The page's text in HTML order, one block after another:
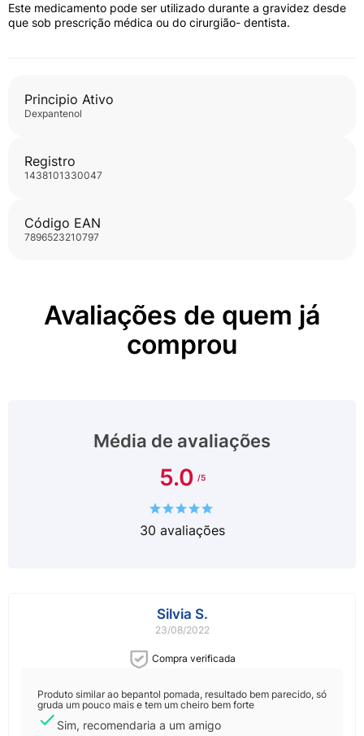
dentista.
Este medicamento pode ser utilizado durante a gravidez desde
que sob prescrição médica ou do cirurgião- dentista.
Principio Ativo
dexpantenol
Registro
1438101330047
Código EAN
7896523210797
Avaliações de quem já
comprou
Média de avaliações
5.0
30 avaliações
Silvia S.
23/08/2022
Compra verificada
Produto similar ao bepantol pomada, resultado bem parecido, só
gruda um pouco mais e tem um cheiro bem forte
Sim, recomendaria a um amigo